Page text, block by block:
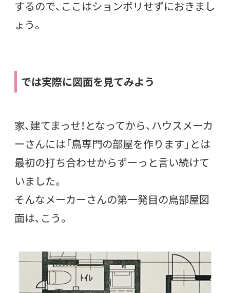
するので、ここはションボリせずにおきまし
ょう。
では実際に図面を見てみよう
家、建てまっせ！となってから、ハウスメーカ
ーさんには「鳥専門の部屋を作ります」とは
最初の打ち合わせからずーっと言い続けて
いました。
そんなメーカーさんの第一発目の鳥部屋図
面は、こう。